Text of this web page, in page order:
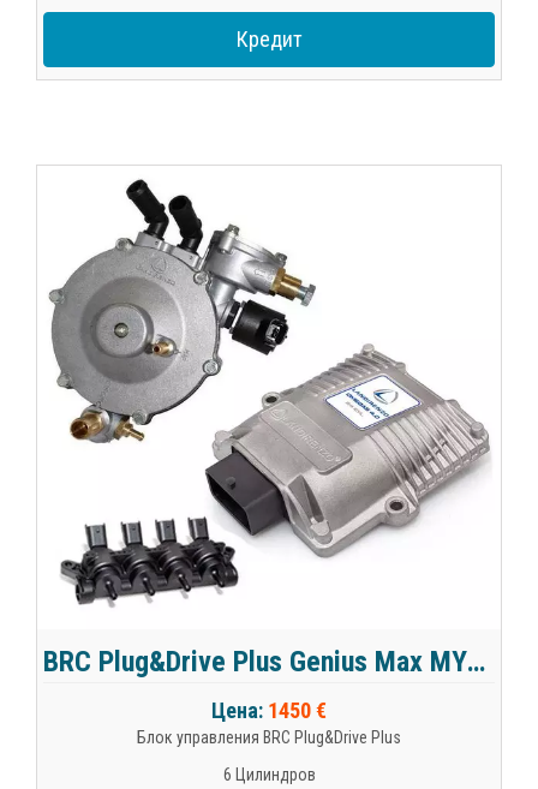
Кредит
BRC Plug&Drive Plus Genius Max MY09 SuperMax на 6 цил.
Цена: 1450 €
Блок управления BRC Plug&Drive Plus
6 Цилиндров